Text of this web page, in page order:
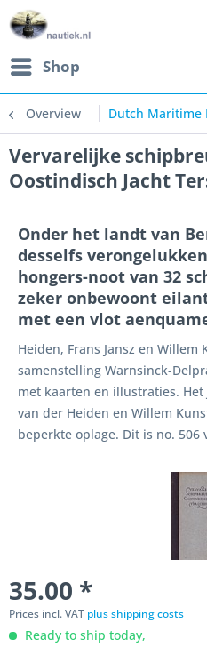
Shop
Overview Dutch Maritime
Vervarelijke
Oostindisch Jacht
Onder het landt van
desselfs
hongers-noot van 32
zeker onbewoont
met een vlot
Heiden, Frans Jansz en Willem
samenstelling Warnsinck-
met kaarten en illustraties. Het
van der Heiden en Willem
beperkte oplage. Dit is no. 506
35.00 *
Prices incl. VAT plus shipping costs
Ready to ship today,